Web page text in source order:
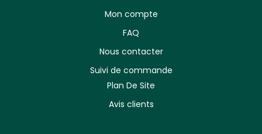
Mon compte
FAQ
Nous contacter
Suivi de commande
Plan De Site
Avis clients